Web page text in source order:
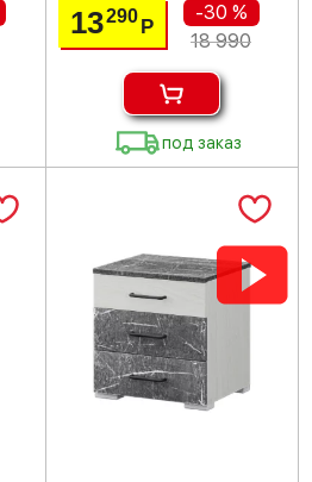
13290 Р
-30 %
18 990
под заказ